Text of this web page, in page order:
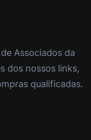
Associados da
dos nossos links,
qualificadas.